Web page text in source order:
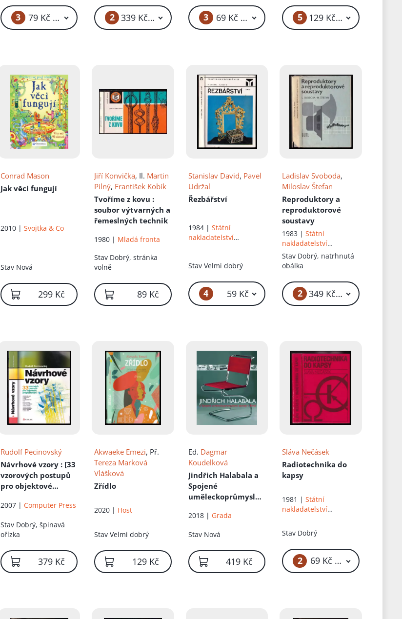
3 79 Kč – 89 Kč 2 339 Kč – 369 Kč 3 69 Kč – 79 Kč 5 129 Kč – 249 Kč
Conrad Mason
Jak věci fungují
2010 | Svojtka & Co
Stav Nová
299 Kč
Jiří Konvička, Il. Martin
Pilný, František Kobík
Tvoříme z kovu :
soubor výtvarných a
řemeslných technik
1980 | Mladá fronta
Stav Dobrý, stránka
volně
89 Kč
Stanislav David, Pavel
Udržal
Řezbářství
1984 | Státní
nakladatelství
Stav Velmi dobrý
4 59 Kč
Ladislav Svoboda,
Miloslav Štefan
Reproduktory a
reproduktorové
soustavy
1983 |Státní
nakladatelství
technické literatury
Stav Dobrý, natrhnutá
obálka
2 349 Kč – 369 Kč
Rudolf Pecinovský
Návrhové vzory : [33
vzorových postupů
pro objektové
2007 | Computer Press
Stav Dobrý, špinavá
ořízka
379 Kč
Akwaeke Emezi, Př.
Tereza Marková
Vlášková
Zřídlo
2020 | Host
StavVelmi dobrý
129 Kč
Ed. Dagmar
Koudelková
Jindřich Halabala a
Spojené
uměleckoprůmyslov
2018 | Grada
Stav Nová
419 Kč
Sláva Nečásek
Radiotechnika do
kapsy
1981 |Státní
nakladatelství
Stav Dobrý
2 69 Kč – 79 Kč